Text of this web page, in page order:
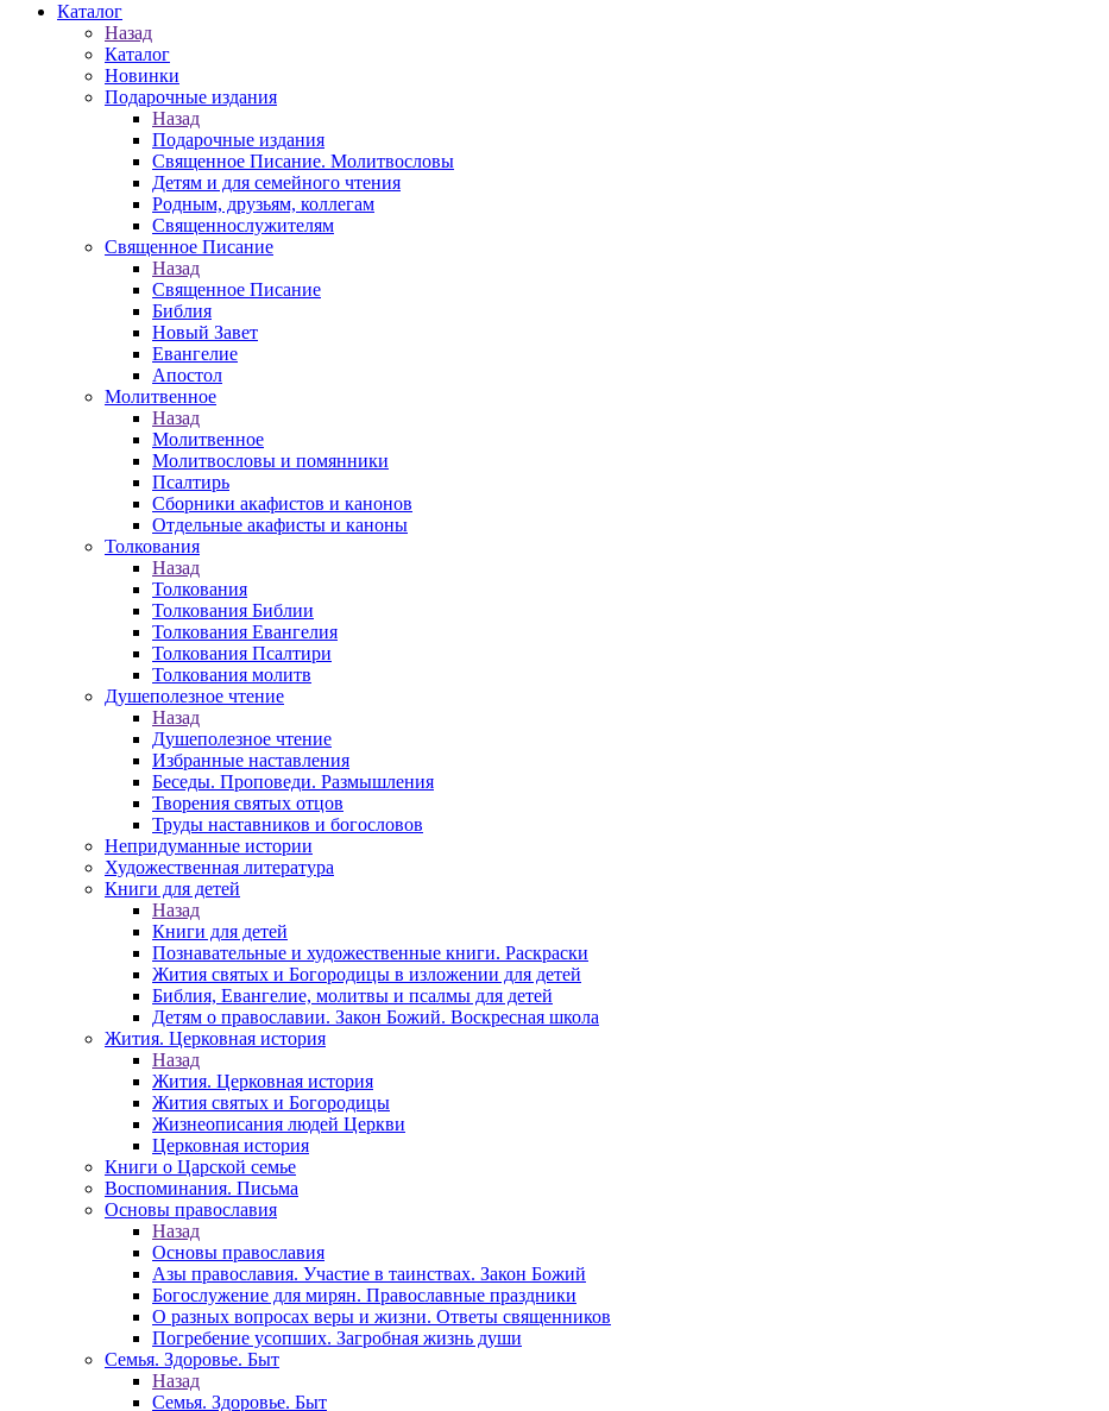
Каталог
Назад
Каталог
Новинки
Подарочные издания
Назад
Подарочные издания
Священное Писание. Молитвословы
Детям и для семейного чтения
Родным, друзьям, коллегам
Священнослужителям
Священное Писание
Назад
Священное Писание
Библия
Новый Завет
Евангелие
Апостол
Молитвенное
Назад
Молитвенное
Молитвословы и помянники
Псалтирь
Сборники акафистов и канонов
Отдельные акафисты и каноны
Толкования
Назад
Толкования
Толкования Библии
Толкования Евангелия
Толкования Псалтири
Толкования молитв
Душеполезное чтение
Назад
Душеполезное чтение
Избранные наставления
Беседы. Проповеди. Размышления
Творения святых отцов
Труды наставников и богословов
Непридуманные истории
Художественная литература
Книги для детей
Назад
Книги для детей
Познавательные и художественные книги. Раскраски
Жития святых и Богородицы в изложении для детей
Библия, Евангелие, молитвы и псалмы для детей
Детям о православии. Закон Божий. Воскресная школа
Жития. Церковная история
Назад
Жития. Церковная история
Жития святых и Богородицы
Жизнеописания людей Церкви
Церковная история
Книги о Царской семье
Воспоминания. Письма
Основы православия
Назад
Основы православия
Азы православия. Участие в таинствах. Закон Божий
Богослужение для мирян. Православные праздники
О разных вопросах веры и жизни. Ответы священников
Погребение усопших. Загробная жизнь души
Семья. Здоровье. Быт
Назад
Семья. Здоровье. Быт